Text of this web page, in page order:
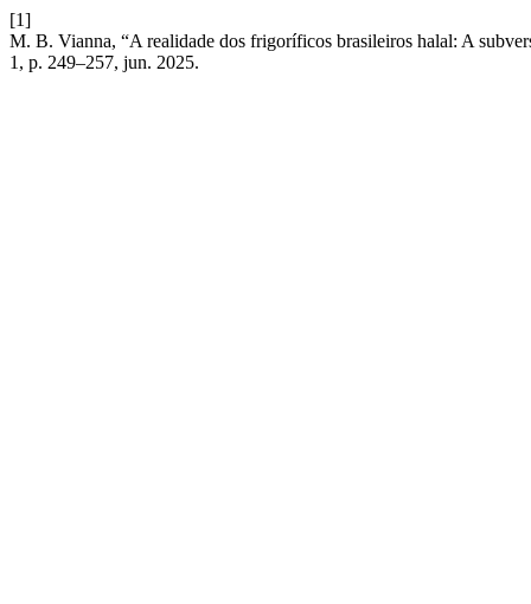
[1]
M. B. Vianna, “A realidade dos frigoríficos brasileiros halal: A
1, p. 249–257, jun. 2025.